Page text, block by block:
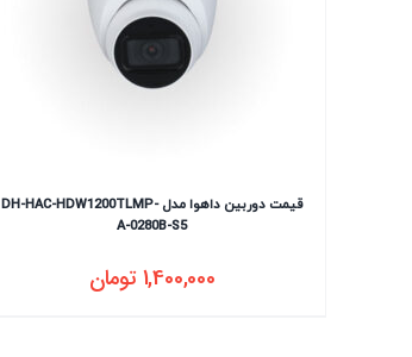
قیمت دوربین داهوا مدل DH-HAC-HDW1200TLMP-
A-0280B-S5
1,400,000تومان